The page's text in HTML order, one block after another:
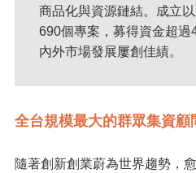
商品化與資源鏈結。成立
690個專案，募得資金超過
內外市場發展屢創佳績。
全台規模最大的群眾集資顧
隨著創新創業蔚為世界趨勢，